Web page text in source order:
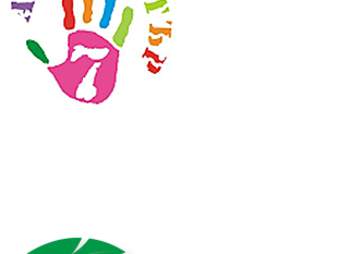
Текст на текстовбанер
featured
image
. Някаква
проба тук.